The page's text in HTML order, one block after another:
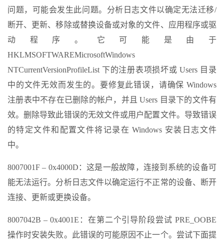
问题，可能会发生此问题。分析日志文件以确定无法迁移/
断开、更新、移除或替换设备或对象的文件、应用程序或驱
动程序。它可能是由于
HKLMSOFTWAREMicrosoftWindows
NTCurrentVersionProfileList 下的注册表项损坏或 Users 目录
中的文件无效而发生的。要修复此错误，请确保 Windows
注册表中不存在已删除的帐户，并且 Users 目录下的文件有
效。删除导致此错误的无效文件或用户配置文件。导致错误
的特定文件和配置文件将记录在 Windows 安装日志文件
中。
8007001F – 0x4000D：这是一般故障，连接到系统的设备可
能无法运行。分析日志文件以确定运行不正常的设备、断开
连接、更新或更换设备。
8007042B – 0x4001E：在第二个引导阶段尝试 PRE_OOBE
操作时安装失败。此错误的可能原因不止一个。尝试下面提